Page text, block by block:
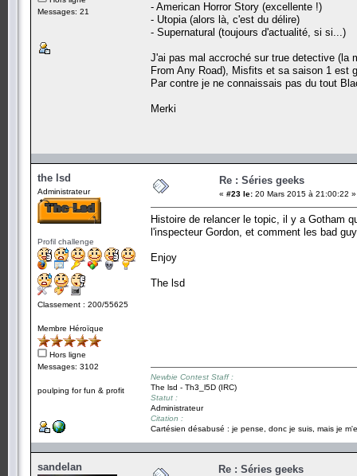
Messages: 21
- American Horror Story (excellente !)
- Utopia (alors là, c'est du délire)
- Supernatural (toujours d'actualité, si si...)
J'ai pas mal accroché sur true detective (la
From Any Road), Misfits et sa saison 1 est
Par contre je ne connaissais pas du tout
Merki
the lsd
Administrateur
Profil challenge
Classement : 200/55625
Membre Héroïque
Hors ligne
Messages: 3102
poulping for fun & profit
Re : Séries geeks
« #23 le: 20 Mars 2015 à 21:00:22 »
Histoire de relancer le topic, il y a Gotham
l'inspecteur Gordon, et comment les bad
Enjoy
The lsd
Newbie Contest Staff :
The lsd - Th3_l5D (IRC)
Statut :
Administrateur
Citation :
Cartésien désabusé : je pense, donc je suis, mais je
sandelan Re : Séries geeks